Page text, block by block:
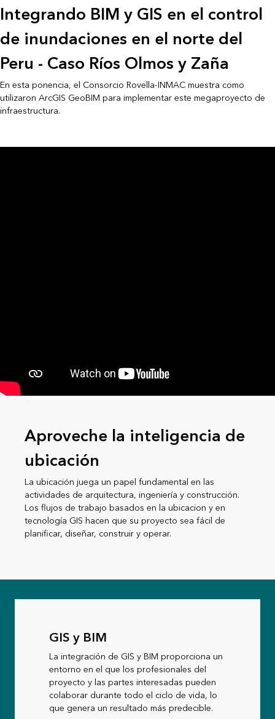
Integrando BIM y GIS en el control
de inundaciones en el norte del
Peru - Caso Ríos Olmos y Zaña
En esta ponencia, el Consorcio Rovella-INMAC muestra como
utilizaron ArcGIS GeoBIM para implementar este megaproyecto de
infraestructura.
Aproveche la inteligencia de
ubicación
La ubicación juega un papel fundamental en las
actividades de arquitectura, ingeniería y construcción.
Los flujos de trabajo basados en la ubicacion y en
tecnología GIS hacen que su proyecto sea fácil de
planificar, diseñar, construir y operar.
GIS y BIM
La integración de GIS y BIM proporciona un
entorno en el que los profesionales del
proyecto y las partes interesadas pueden
colaborar durante todo el ciclo de vida, lo
que genera un resultado más predecible.